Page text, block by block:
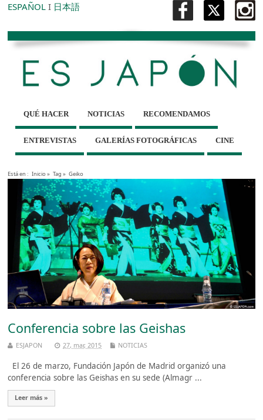
ESPAÑOL I 日本語
QUÉ HACER NOTICIAS RECOMENDAMOS
ENTREVISTAS GALERÍAS FOTOGRÁFICAS CINE
Está en : Inicio» Tag » Geiko
Conferencia sobre las Geishas
ESJAPON 27, mar, 2015 NOTICIAS
El 26 de marzo, Fundación Japón de Madrid organizó una
conferencia sobre las Geishas en su sede (Almagr ...
Leer más »